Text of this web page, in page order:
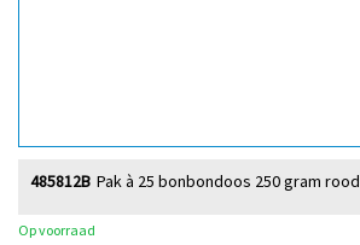
Pak à 25 bonbondoos 250 gram rood
485812B
Op voorraad